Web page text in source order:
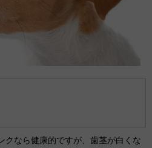
クなら健康的ですが、歯茎が白くな